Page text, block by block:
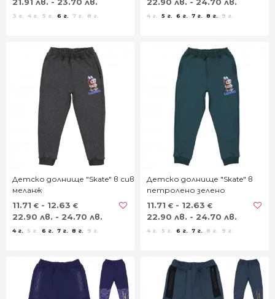
3 г. 4 г. 5 г. 6 г. 7 г. 8 г. 4 г. 5 г. 6 г. 7 г. 8 г. 9 г.
Детско долнище "Skate" в сив
меланж
11.71 € - 12.63 €
22.90 лв. - 24.70 лв.
4 г. 5 г. 6 г. 7 г. 8 г. 9 г.
Детско долнище "Skate" в
петролено зелено
11.71 € - 12.63 €
22.90 лв. - 24.70 лв.
4 г. 5 г. 6 г. 7 г. 8 г. 9 г.